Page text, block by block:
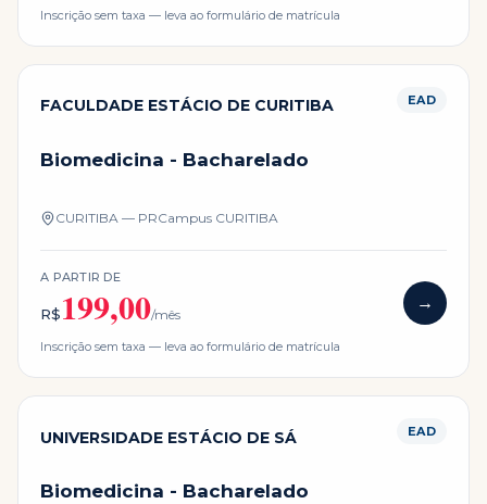
Inscrição sem taxa — leva ao formulário de matrícula
FACULDADE ESTÁCIO DE CURITIBA EAD
Biomedicina - Bacharelado
CURITIBA — PRCampus CURITIBA
A PARTIR DE
R$199,00/mês
→
Inscrição sem taxa — leva ao formulário de matrícula
UNIVERSIDADE ESTÁCIO DE SÁ EAD
Biomedicina - Bacharelado